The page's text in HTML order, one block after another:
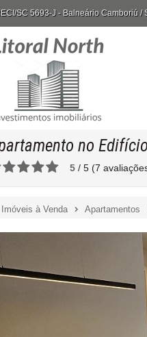
SC 5693-J - Balneário Camboriú /
no
5 / 5 (7
Imóveis à Venda Apartamentos